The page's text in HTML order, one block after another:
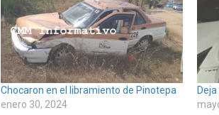
Chocaron en el libramiento de Pinotepa
enero 30, 2024